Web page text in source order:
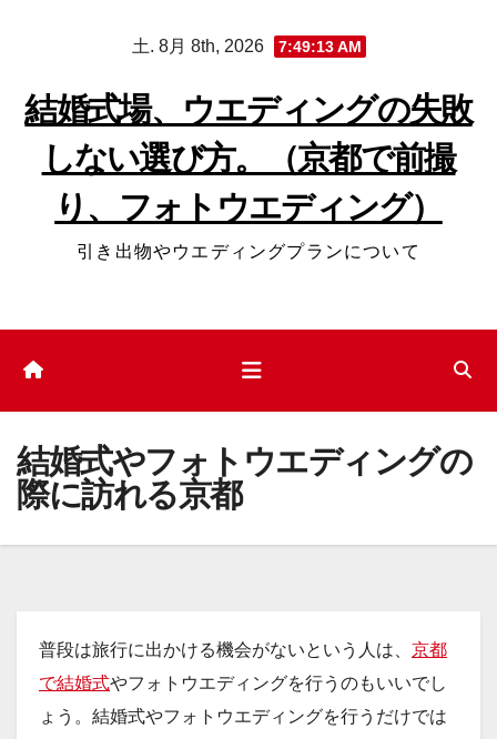
土. 8月 8th, 2026 7:49:14 AM
結婚式場、ウエディングの失敗
しない選び方。（京都で前撮
り、フォトウエディング）
引き出物やウエディングプランについて
結婚式やフォトウエディングの
際に訪れる京都
普段は旅行に出かける機会がないという人は、 京都
で結婚式やフォトウエディングを行うのもいいでし
ょう。結婚式やフォトウエディングを行うだけでは